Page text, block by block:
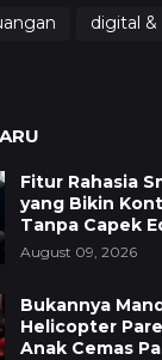
digital
Fitur Rahasia
yang Bikin
Tanpa Capek
August 09, 2026
Bukannya
Helicopter
Anak Cemas